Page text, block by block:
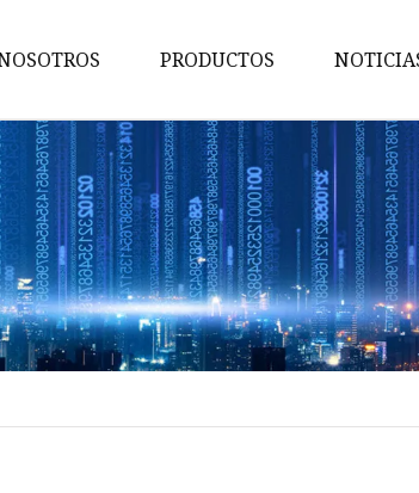
PRODUCTOS
Caja de fusibles
Fusible automático
Fusible
Portafusibles
Accesorios para fusibles
Fusible de alto voltaje